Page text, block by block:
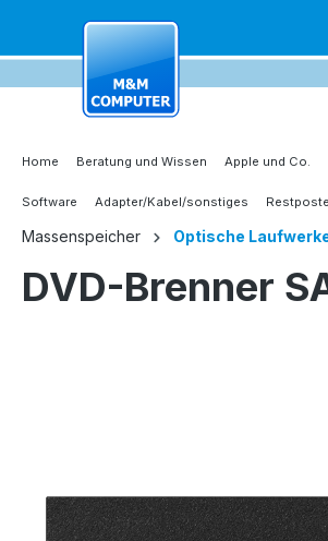
Zur Hauptnavigation springen
Home Beratung und Wissen Apple und Co.
Software Adapter/Kabel/sonstiges
Massenspeicher Optische
DVD-Brenner